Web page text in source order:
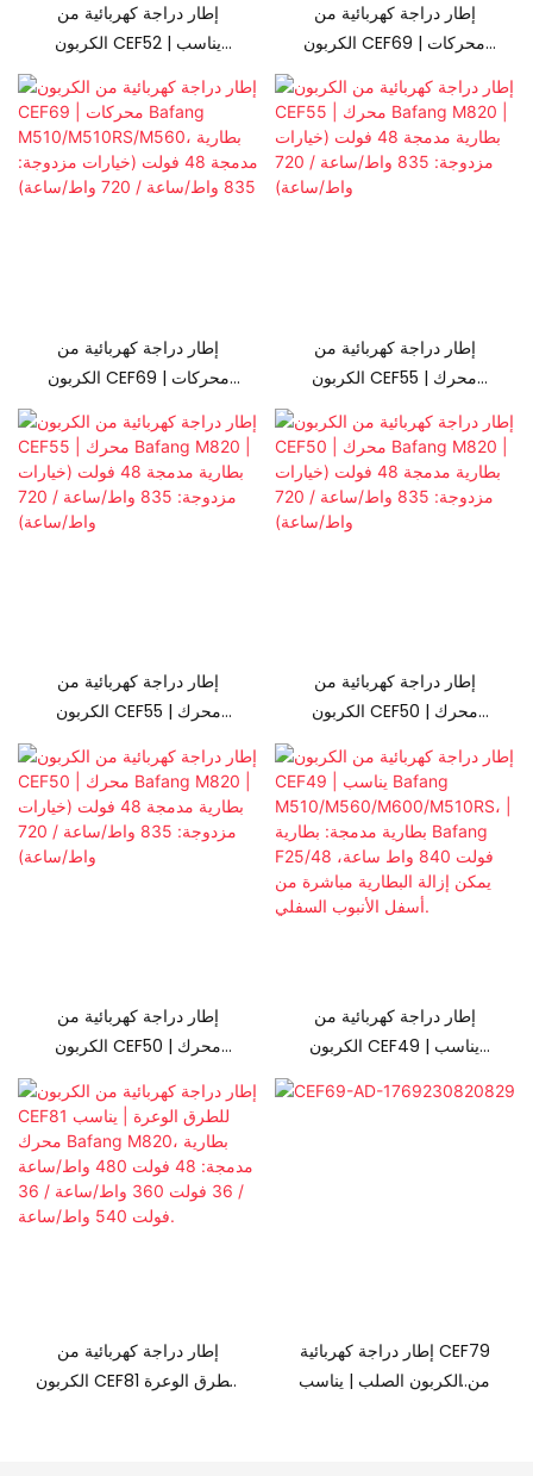
إطار دراجة كهربائية من
الكربون CEF52 | يناسب
EP8100/EP801، بطارية
مدمجة: SHIMANO BT-
E8036 (630 واط/
ساعة)/BT-E8035 (508
إطار دراجة كهربائية من
الكربون CEF69 | محركات
M510/M510RS/M560،
بطارية مدمجة 48 فولت
(خيارات مزدوجة: 835 واط/
إطار دراجة كهربائية من
الكربون CEF69 | محركات
M510/M510RS/M560،
بطارية مدمجة 48 فولت
(خيارات مزدوجة: 835 واط/
إطار دراجة كهربائية من
الكربون CEF55 | محرك
مدمجة 48 فولت (خيارات
مزدوجة: 835 واط/ساعة /
720 واط/ساعة)
إطار دراجة كهربائية من
الكربون CEF55 | محرك
مدمجة 48 فولت (خيارات
مزدوجة: 835 واط/ساعة /
720 واط/ساعة)
إطار دراجة كهربائية من
الكربون CEF50 | محرك
مدمجة 48 فولت (خيارات
مزدوجة: 835 واط/ساعة /
720 واط/ساعة)
إطار دراجة كهربائية من
الكربون CEF50 | محرك
مدمجة 48 فولت (خيارات
مزدوجة: 835 واط/ساعة /
720 واط/ساعة)
إطار دراجة كهربائية من
الكربون CEF49 | يناسب
إطار دراجة كهربائية من
الكربون CEF81 للطرق الوعرة
إطار دراجة كهربائية CEF79
من الكربون الصلب | يناسب